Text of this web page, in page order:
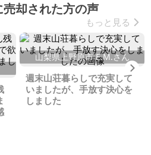
却された方の声
もっと見る
山梨県上野原市 E.M.さん
週末山荘暮らしで充実して
いましたが、手放す決心を
しました